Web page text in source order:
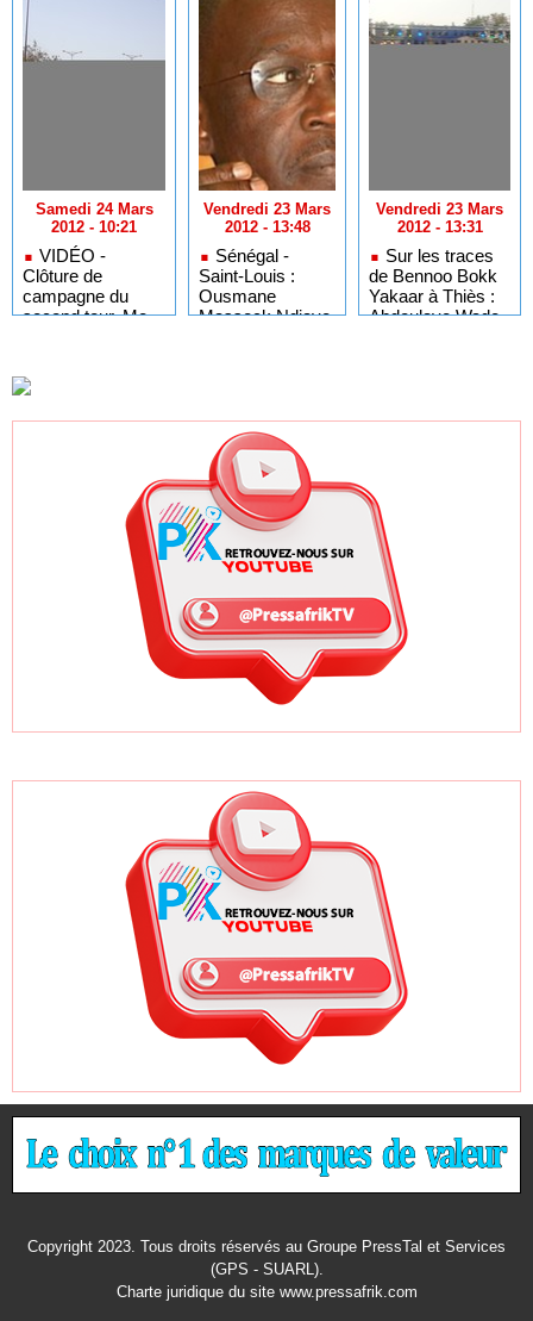
Samedi 24 Mars
2012 - 10:21
VIDÉO -
Clôture de
campagne du
second tour, Me
Vendredi 23 Mars
2012 - 13:48
Sénégal -
Saint-Louis :
Ousmane
Masseck Ndiaye
Vendredi 23 Mars
2012 - 13:31
Sur les traces
de Bennoo Bokk
Yakaar à Thiès :
Abdoulaye Wade
Copyright 2023. Tous droits réservés au Groupe PressTal et Services
(GPS - SUARL).
Charte juridiquedu site www.pressafrik.com